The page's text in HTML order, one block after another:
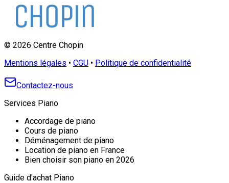
© 2026 Centre Chopin
Mentions légales • CGU • Politique de confidentialité
Contactez-nous
Services Piano
Accordage de piano
Cours de piano
Déménagement de piano
Location de piano en France
Bien choisir son piano en 2026
Guide d'achat Piano